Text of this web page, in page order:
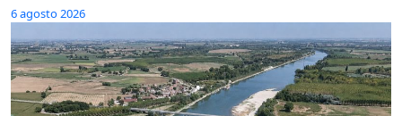
6 agosto 2026